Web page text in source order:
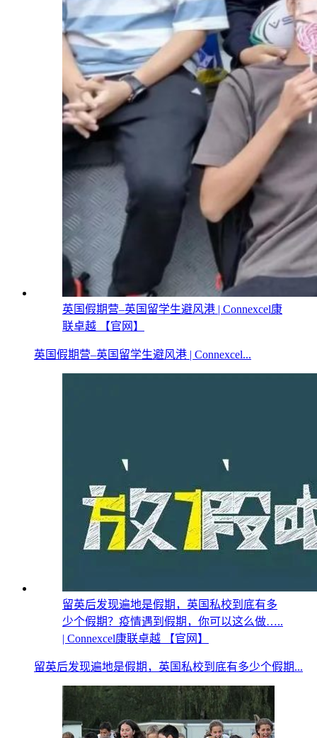
英国假期营–英国留学生避风港 | Connexcel康
联卓越 【官网】
英国假期营–英国留学生避风港 | Connexcel...
留英后发现遍地是假期，英国私校到底有多
少个假期？疫情遇到假期，你可以这么做…..
| Connexcel康联卓越 【官网】
留英后发现遍地是假期，英国私校到底有多少个假期...